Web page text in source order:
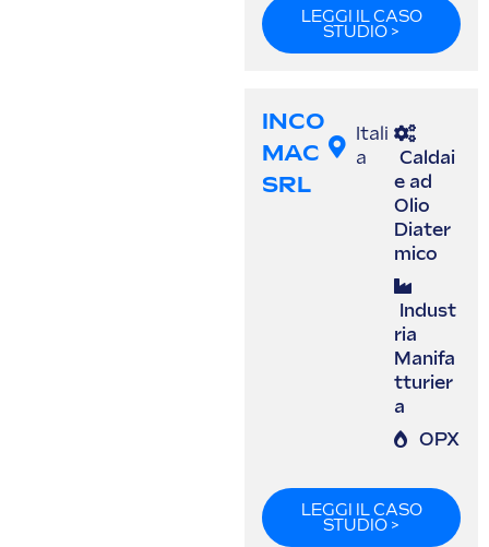
LEGGI IL CASO
STUDIO >
INCO
MAC
SRL
Itali
a
Caldai
e ad
Olio
Diater
mico
Indust
ria
Manifa
tturier
a
OPX
LEGGI IL CASO
STUDIO >